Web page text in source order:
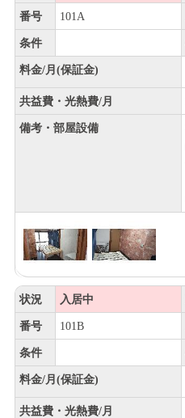
番号 101A
条件
料金/月(保証金)
共益費・光熱費/月
備考・部屋設備
状況 入居中
番号 101B
条件
料金/月(保証金)
共益費・光熱費/月